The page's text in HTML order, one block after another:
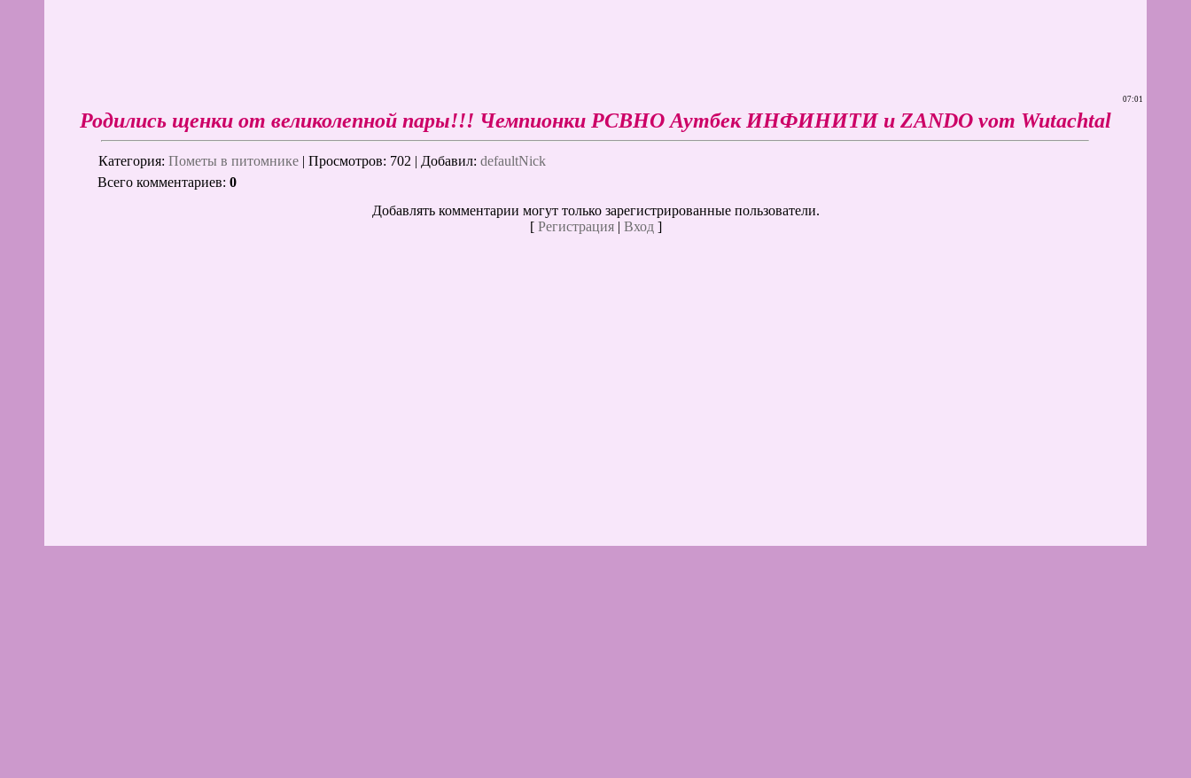
07:01
Родились щенки от великолепной пары!!! Чемпионки РСВНО Аутбек ИНФИНИТИ и ZANDO vom Wutachtal
Категория: Пометы в питомнике | Просмотров: 702 | Добавил: defaultNick
Всего комментариев: 0
Добавлять комментарии могут только зарегистрированные пользователи.
[ Регистрация| Вход]